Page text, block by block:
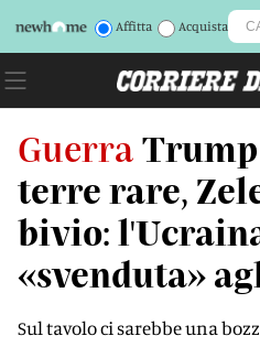
Affitta Acquista
Guerra
terre rare,
bivio:
«svenduta»
Sul tavolo ci sarebbe una